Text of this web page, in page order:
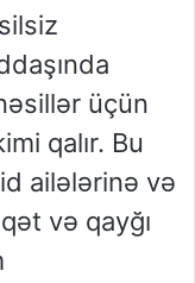
üçün
qalır. Bu
ailələrinə və
və qayğı